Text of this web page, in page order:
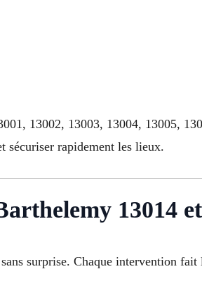
13002, 13003, 13004, 13005,
sécuriser rapidement les lieux.
13014
surprise. Chaque intervention fait